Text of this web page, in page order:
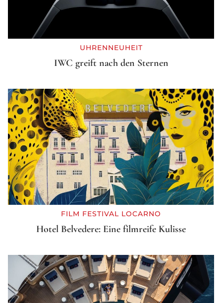
UHRENNEUHEIT
IWC greift nach den Sternen
FILM FESTIVAL LOCARNO
Hotel Belvedere: Eine filmreife Kulisse